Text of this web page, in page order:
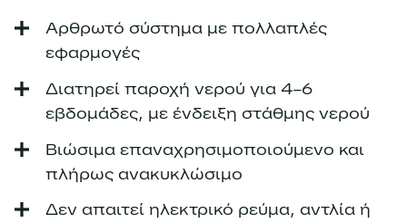
Αρθρωτό σύστημα με πολλαπλές
εφαρμογές
Διατηρεί παροχή νερού για 4–6
εβδομάδες, με ένδειξη στάθμης νερού
Βιώσιμα επαναχρησιμοποιούμενο και
πλήρως ανακυκλώσιμο
Δεν απαιτεί ηλεκτρικό ρεύμα, αντλία ή